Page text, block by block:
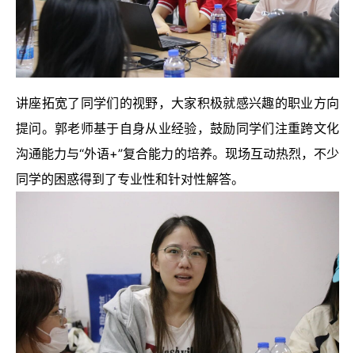
讲座拓宽了同学们的视野，大家积极就感兴趣的职业方向
提问。郭老师基于自身从业经验，鼓励同学们注重跨文化
沟通能力与“外语+”复合能力的培养。现场互动热烈，不少
同学的困惑得到了专业性和针对性解答。